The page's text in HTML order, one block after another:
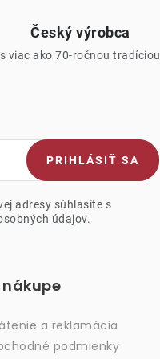
Český výrobca
s viac ako 70-ročnou tradíciou
adresy súhlasíte s
údajov.
PRIHLÁSIŤ SA
nákupe
a reklamácia
podmienky